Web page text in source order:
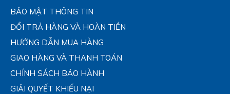
BẢO MẬT THÔNG TIN
ĐỔI TRẢ HÀNG VÀ HOÀN TIỀN
HƯỚNG DẪN MUA HÀNG
GIAO HÀNG VÀ THANH TOÁN
CHÍNH SÁCH BẢO HÀNH
GIẢI QUYẾT KHIẾU NẠI